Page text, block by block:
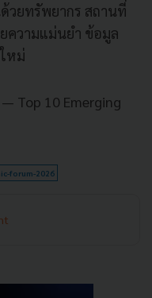
วยทรัพยากร สถานที่
ความแม่นยำ ข้อมูล
หม่
Top 10 Emerging
forum-2026